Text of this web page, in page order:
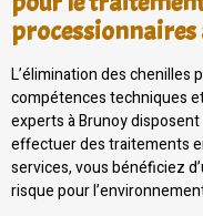
processionnaires
L’élimination des chenilles
compétences techniques
experts à Brunoy
effectuer des traitements
services, vous bénéficiez
risque pour